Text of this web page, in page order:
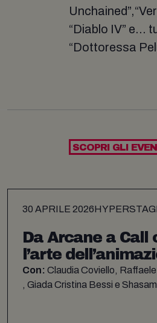
“Diablo IV” e...
“Dottoressa
SCOPRI GLI
30 APRILE 2026
Da Arcane a Call
l’arte
Con: Claudia Coviello,
, Giada Cristina Bessi e Shasam